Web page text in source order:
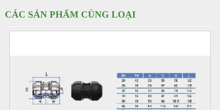
CÁC SẢN PHẨM CÙNG LOẠI